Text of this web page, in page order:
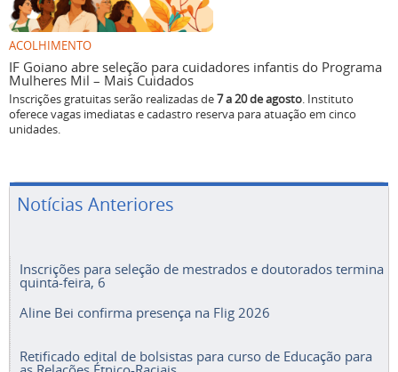
ACOLHIMENTO
IF Goiano abre seleção para cuidadores infantis do Programa
Mulheres Mil – Mais Cuidados
Inscrições gratuitas serão realizadas de7 a 20 de agosto. Instituto
oferece vagas imediatas e cadastro reserva para atuação em cinco
unidades.
Notícias Anteriores
Inscrições para seleção de mestrados e doutorados termina
quinta-feira, 6
Aline Bei confirma presença na Flig 2026
Retificado edital de bolsistas para curso de Educação para